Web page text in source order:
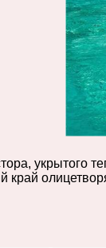
укрытого
край